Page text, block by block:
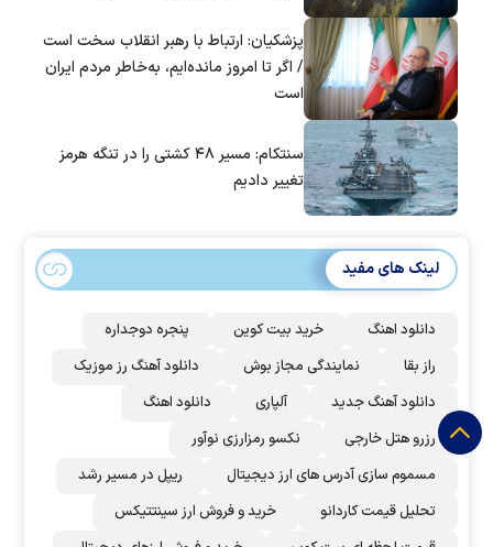
پزشکیان: ارتباط با رهبر انقلاب سخت است
/ اگر تا امروز مانده‌ایم، به‌خاطر مردم ایران
است
سنتکام: مسیر ۴۸ کشتی را در تنگه هرمز
تغییر دادیم
لینک های مفید
دانلود اهنگ خرید بیت کوین
پنجره دوجداره
راز بقا
نمایندگی مجاز بوش
دانلود آهنگ رز‌ موزیک
دانلود آهنگ جدید
آلپاری
دانلود اهنگ
رزرو هتل خارجی
نکسو رمزارزی نوآور
مسموم سازی آدرس های ارز دیجیتال
ریپل در مسیر رشد
تحلیل قیمت کاردانو
خرید و فروش ارز سینتتیکس